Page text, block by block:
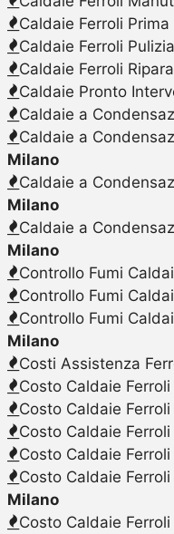
Caldaie Ferroli
Caldaie Ferroli Pulizia
Caldaie Ferroli
Caldaie Pronto
Caldaie a
Caldaie a
Milano
Caldaie a
Milano
Caldaie a
Milano
Controllo Fumi
Controllo Fumi
Controllo Fumi
Milano
Costi Assistenza
Costo Caldaie
Costo Caldaie
Costo Caldaie
Costo Caldaie
Costo Caldaie
Milano
Costo Caldaie